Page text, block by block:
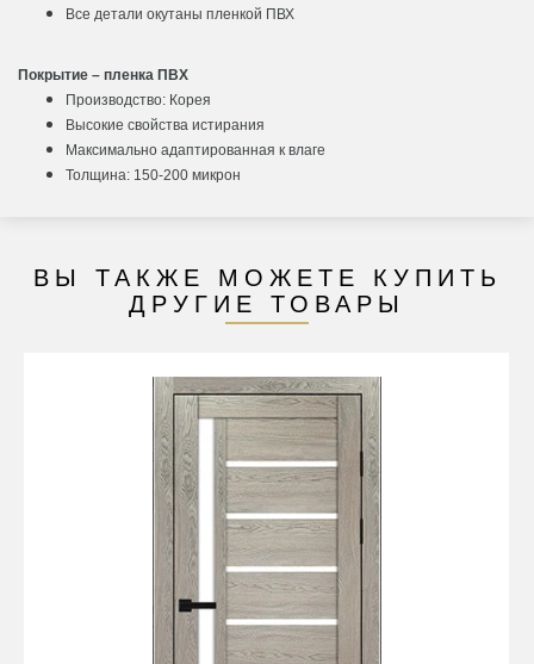
Все детали окутаны пленкой ПВХ
Покрытие – пленка ПВХ
Производство: Корея
Высокие свойства истирания
Максимально адаптированная к влаге
Толщина: 150-200 микрон
ВЫ ТАКЖЕ МОЖЕТЕ КУПИТЬ
ДРУГИЕ ТОВАРЫ